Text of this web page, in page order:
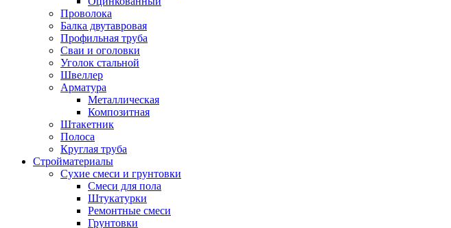
Проволока
Балка двутавровая
Профильная труба
Сваи и оголовки
Уголок стальной
Швеллер
Арматура
Металлическая
Композитная
Штакетник
Полоса
Круглая труба
Стройматериалы
Сухие смеси и грунтовки
Смеси для пола
Штукатурки
Ремонтные смеси
Грунтовки